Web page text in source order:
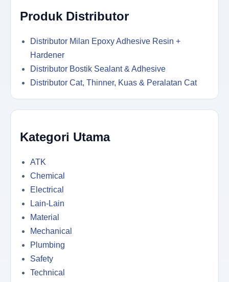
Produk Distributor
Distributor Milan Epoxy Adhesive Resin +
Hardener
Distributor Bostik Sealant & Adhesive
Distributor Cat, Thinner, Kuas & Peralatan Cat
Kategori Utama
ATK
Chemical
Electrical
Lain-Lain
Material
Mechanical
Plumbing
Safety
Technical